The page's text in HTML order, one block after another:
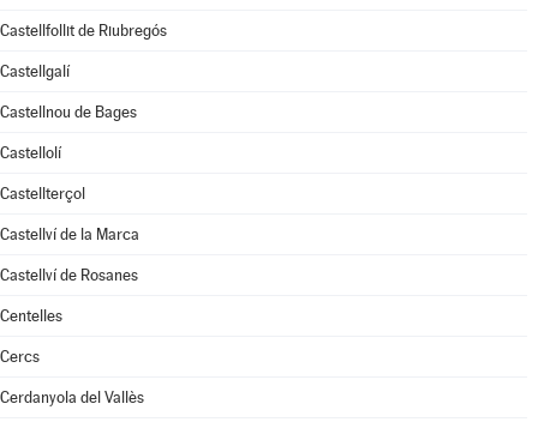
Castellfollit de Riubregós
Castellgalí
Castellnou de Bages
Castellolí
Castellterçol
Castellví de la Marca
Castellví de Rosanes
Centelles
Cercs
Cerdanyola del Vallès